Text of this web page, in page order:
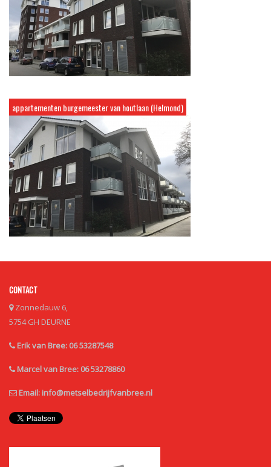
appartementen burgemeester van houtlaan (Helmond)
CONTACT
Zonnedauw 6,
5754 GH DEURNE
Erik van Bree: 06 53287548
Marcel van Bree: 06 53278860
Email: info@metselbedrijfvanbree.nl